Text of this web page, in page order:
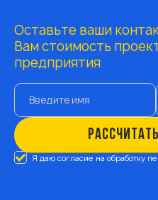
Оставьте ваши
Вам стоимость
предприятия
Я даю согласие на обработку